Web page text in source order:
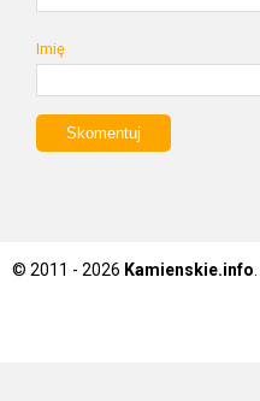
Imię
© 2011 - 2026 Kamienskie.info